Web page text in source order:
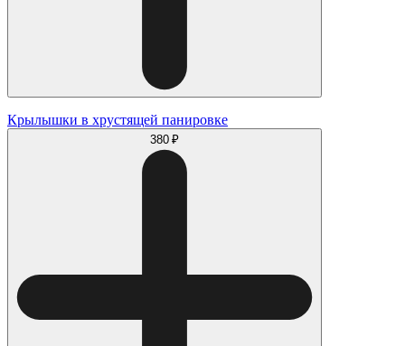
Крылышки в хрустящей панировке
380 ₽